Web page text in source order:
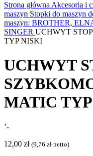
Strona główna Akcesoria i
maszyn Stopki do maszyn
maszyn: BROTHER,
SINGER UCHWYT
TYP NISKI
UCHWYT
MATIC
’-
12,00 zł (9,76 zł netto)